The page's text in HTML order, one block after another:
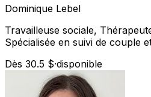
Dominique Lebel
Travailleuse sociale,
Spécialisée en suivi de couple
Dès 30.5 $·disponible